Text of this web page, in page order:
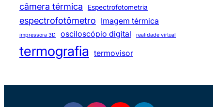
câmera térmica Espectrofotometria
espectrofotômetro Imagem térmica
impressora 3D osciloscópio digital realidade virtual
termografia termovisor